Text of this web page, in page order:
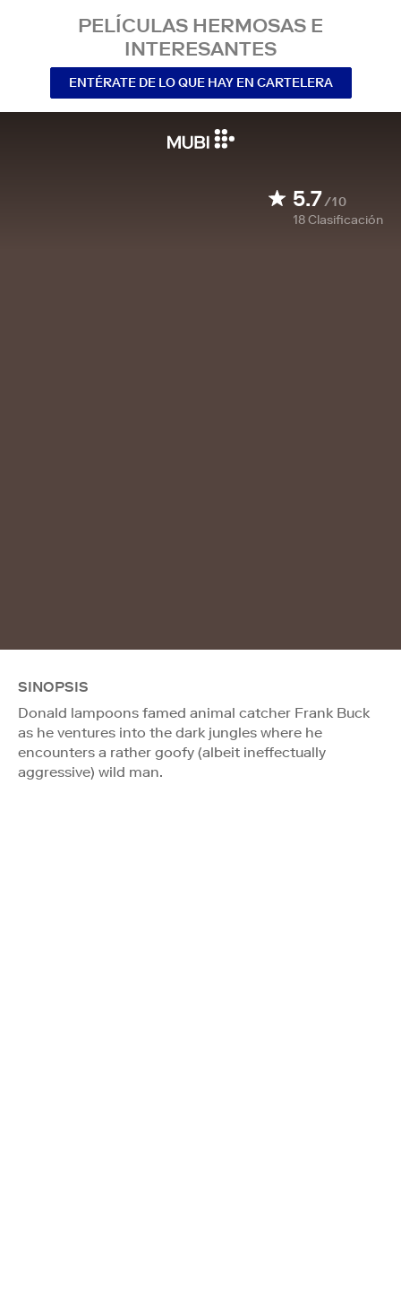
PELÍCULAS HERMOSAS E
INTERESANTES
ENTÉRATE DE LO QUE HAY EN CARTELERA
5.7/10
18Clasificación
SINOPSIS
Donald lampoons famed animal catcher Frank Buck
as he ventures into the dark jungles where he
encounters a rather goofy (albeit ineffectually
aggressive) wild man.